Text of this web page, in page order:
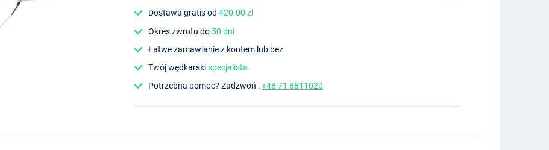
Dostawa gratis od420.00 zl
Okres zwrotu do 50 dni
Łatwe zamawianie z kontem lub bez
Twój wędkarskispecjalista
Potrzebna pomoc? Zadzwoń :+48 71 8811020